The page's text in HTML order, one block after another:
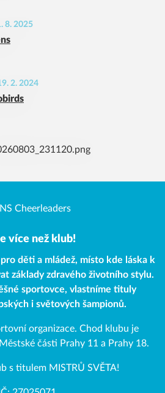
8. 2025
2. 2024
více než klub!
děti a mládež, místo kde láska k
základy zdravého životního stylu.
sportovce, vlastníme tituly
i světových šampionů.
organizace. Chod klubu je
části Prahy 11 a Prahy 18.
s titulem MISTRŮ SVĚTA!